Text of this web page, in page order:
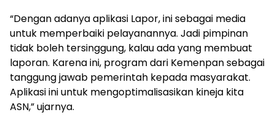
“Dengan adanya aplikasi Lapor, ini sebagai media
untuk memperbaiki pelayanannya. Jadi pimpinan
tidak boleh tersinggung, kalau ada yang membuat
laporan. Karena ini, program dari Kemenpan sebagai
tanggung jawab pemerintah kepada masyarakat.
Aplikasi ini untuk mengoptimalisasikan kineja kita
ASN,” ujarnya.